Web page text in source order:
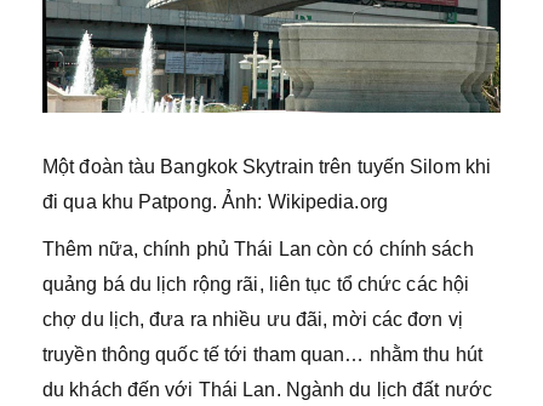
Một đoàn tàu Bangkok Skytrain trên tuyến Silom khi
đi qua khu Patpong. Ảnh: Wikipedia.org
Thêm nữa, chính phủ Thái Lan còn có chính sách
quảng bá du lịch rộng rãi, liên tục tổ chức các hội
chợ du lịch, đưa ra nhiều ưu đãi, mời các đơn vị
truyền thông quốc tế tới tham quan… nhằm thu hút
du khách đến với Thái Lan. Ngành du lịch đất nước